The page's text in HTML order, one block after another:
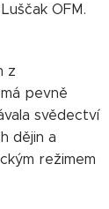
OFM.
z
pevně
svědectví
dějin a
režimem